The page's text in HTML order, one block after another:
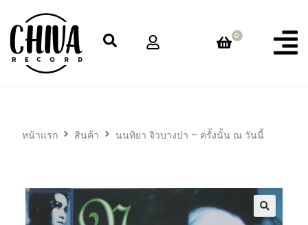
0
หน้าแรก สินค้า นนทิยา จิวบางป่า – ครั้งนั้น ณ วันนี้